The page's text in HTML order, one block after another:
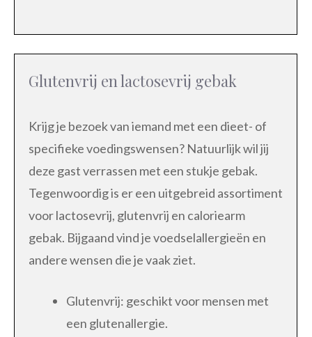
Glutenvrij en lactosevrij gebak
Krijg je bezoek van iemand met een dieet- of
specifieke voedingswensen? Natuurlijk wil jij
deze gast verrassen met een stukje gebak.
Tegenwoordig is er een uitgebreid assortiment
voor lactosevrij, glutenvrij en caloriearm
gebak. Bijgaand vind je voedselallergieën en
andere wensen die je vaak ziet.
Glutenvrij: geschikt voor mensen met
een glutenallergie.